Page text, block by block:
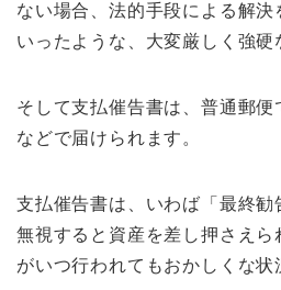
ない場合、法的手段による解決
いったような、大変厳しく強硬
そして支払催告書は、普通郵便
などで届けられます。
支払催告書は、いわば「最終勧
無視すると資産を差し押さえら
がいつ行われてもおかしくな状